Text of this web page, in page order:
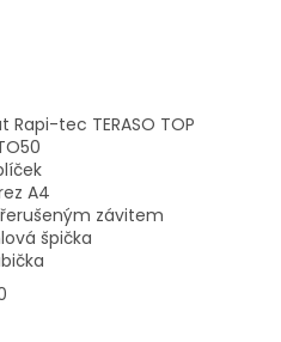
Rapi-tec TERASO TOP
A4
závitem
špička